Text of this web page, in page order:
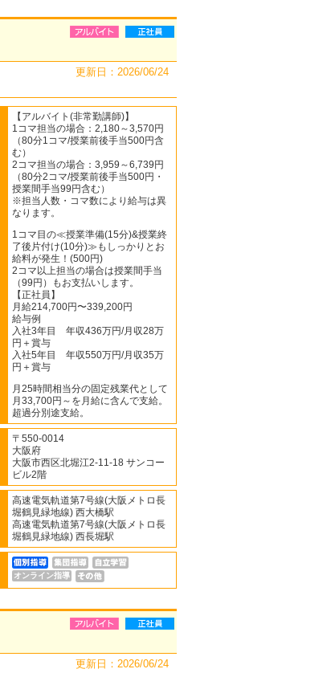
更新日：2026/06/24
【アルバイト(非常勤講師)】
1コマ担当の場合：2,180～3,570円
（80分1コマ/授業前後手当500円含
む）
2コマ担当の場合：3,959～6,739円
（80分2コマ/授業前後手当500円・
授業間手当99円含む）
※担当人数・コマ数により給与は異
なります。
1コマ目の≪授業準備(15分)&授業終
了後片付け(10分)≫もしっかりとお
給料が発生！(500円)
2コマ以上担当の場合は授業間手当
（99円）もお支払いします。
【正社員】
月給214,700円〜339,200円
給与例
入社3年目 年収436万円/月収28万
円＋賞与
入社5年目 年収550万円/月収35万
円＋賞与
月25時間相当分の固定残業代として
月33,700円～を月給に含んで支給。
超過分別途支給。
〒550-0014
大阪府
大阪市西区北堀江2-11-18 サンコー
ビル2階
高速電気軌道第7号線(大阪メトロ長
堀鶴見緑地線) 西大橋駅
高速電気軌道第7号線(大阪メトロ長
堀鶴見緑地線) 西長堀駅
オンライン指導
更新日：2026/06/24